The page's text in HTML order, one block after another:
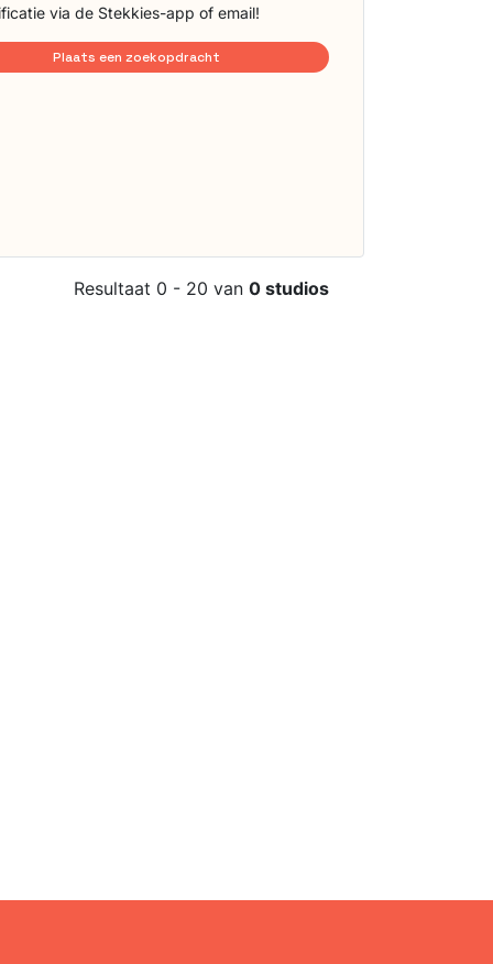
via de Stekkies-app of email!
Plaats een zoekopdracht
Resultaat 0 - 20 van 0 studios